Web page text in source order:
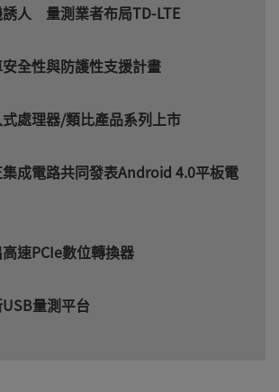
誘人 量測業者布局TD-LTE
全性與防護性支援計畫
處理器/類比產品系列上市
成電路共同發表Android 4.0平板電
速PCIe數位轉換器
量測平台